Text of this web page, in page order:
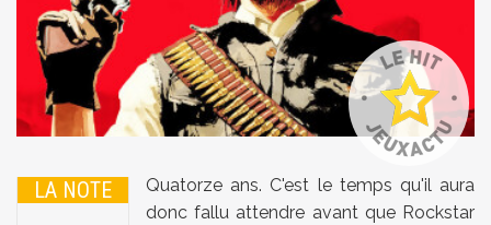
LA NOTE
Quatorze ans. C'est le temps qu'il aura
donc fallu attendre avant que Rockstar